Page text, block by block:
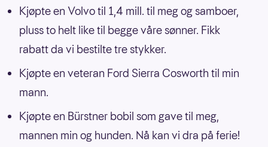
Kjøpte en Volvo til 1,4 mill. til meg og samboer,
pluss to helt like til begge våre sønner. Fikk
rabatt da vi bestilte tre stykker.
Kjøpte en veteran Ford Sierra Cosworth til min
mann.
Kjøpte en Bürstner bobil som gave til meg,
mannen min og hunden. Nå kan vi dra på ferie!